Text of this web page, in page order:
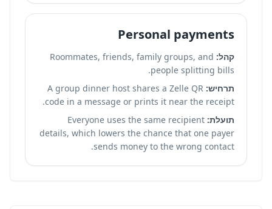
Personal payments
קהל: Roommates, friends, family groups, and
people splitting bills.
תרחיש: A group dinner host shares a Zelle QR
code in a message or prints it near the receipt.
תועלת: Everyone uses the same recipient
details, which lowers the chance that one payer
sends money to the wrong contact.